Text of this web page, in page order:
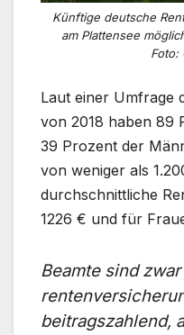
Künftige deutsche
am Plattensee
Foto:
Laut einer Umfrage
von 2018 haben 89
39 Prozent der
von weniger als
durchschnittliche
1226 € und für
Beamte sind
beitragszahlend,